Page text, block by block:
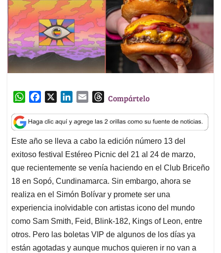
W
a
t
s
A
p
p
c
e
b
o
o
k
n
k
e
d
I
n
a
i
l
T
r
e
a
d
s
Compártelo
Este año se lleva a cabo la edición número 13 del
exitoso festival Estéreo Picnic del 21 al 24 de marzo,
que recientemente se venía haciendo en el Club Briceño
18 en Sopó, Cundinamarca. Sin embargo, ahora se
realiza en el Simón Bolívar y promete ser una
experiencia inolvidable con artistas icono del mundo
como Sam Smith, Feid, Blink-182, Kings of Leon, entre
otros. Pero las boletas VIP de algunos de los días ya
están agotadas y aunque muchos quieren ir no van a